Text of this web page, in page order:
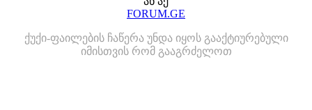
FORUM.GE
ქუქი-ფაილების ჩაწერა უნდა იყოს გააქტიურებული
იმისთვის რომ გააგრძელოთ